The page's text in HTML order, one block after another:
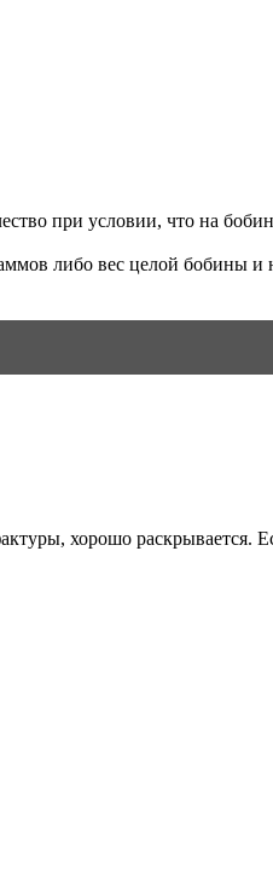
при условии, что на
либо вес целой бобины и
хорошо раскрывается.